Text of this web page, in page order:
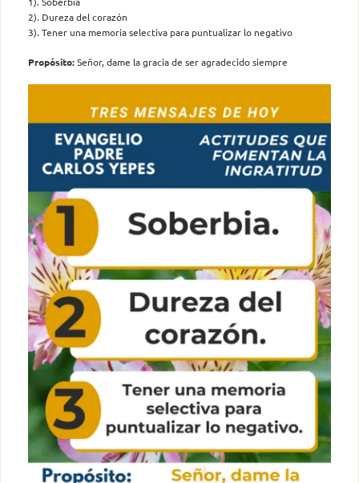
2). Dureza del corazón
3). Tener una memoria selectiva para puntualizar lo negativo
Propósito:Señor, dame la gracia de ser agradecido siempre